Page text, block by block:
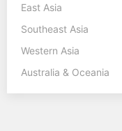
East Asia
Southeast Asia
Western Asia
Australia & Oceania